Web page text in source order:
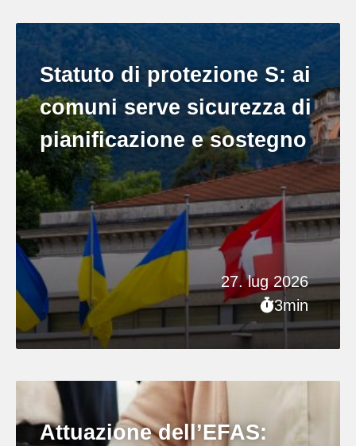
27. lug 2026
3min
Statuto di protezione S: ai
comuni serve sicurezza di
pianificazione e sostegno
Attuazione dell’EFAS: